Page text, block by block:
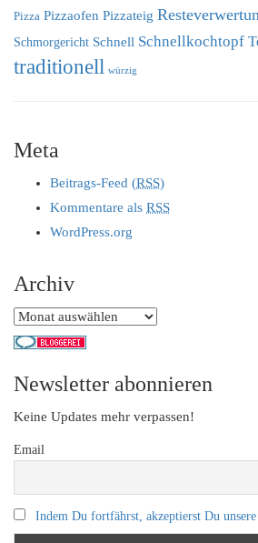
Pizza Pizzaofen Pizzateig
Schmorgericht Schnell Schnellkochtopf
traditionell würzig
Meta
Beitrags-Feed (RSS)
Kommentare als RSS
WordPress.org
Archiv
Archiv
Newsletter abonnieren
Keine Updates mehr verpassen!
Email
Indem Du fortfährst, akzeptierst Du unsere